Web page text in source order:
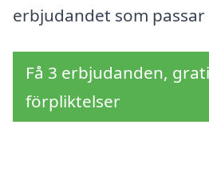
erbjudandet som
Få 3 erbjudanden,
förpliktelser